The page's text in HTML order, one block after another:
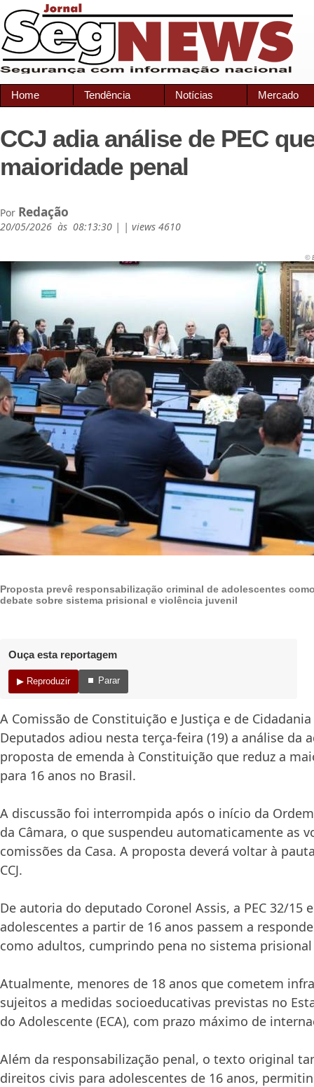
Home Tendência Notícias Mercado
CCJ adia análise de PEC
maioridade penal
Por Redação
20/05/2026 às 08:13:30 | | views 4610
©
Proposta prevê responsabilização criminal de adolescentes
debate sobre sistema prisional e violência juvenil
Ouça esta reportagem
▶ Reproduzir ⏹ Parar
A Comissão de Constituição e Justiça e de Cidadania
Deputados adiou nesta terça-feira (19) a análise da
proposta de emenda à Constituição que reduz a
para 16 anos no Brasil.
A discussão foi interrompida após o início da
da Câmara, o que suspendeu automaticamente as
comissões da Casa. A proposta deverá voltar à
CCJ.
De autoria do deputado Coronel Assis, a PEC 32/15
adolescentes a partir de 16 anos passem a
como adultos, cumprindo pena no sistema
Atualmente, menores de 18 anos que cometem
sujeitos a medidas socioeducativas previstas no
do Adolescente (ECA), com prazo máximo de
Além da responsabilização penal, o texto original
direitos civis para adolescentes de 16 anos,